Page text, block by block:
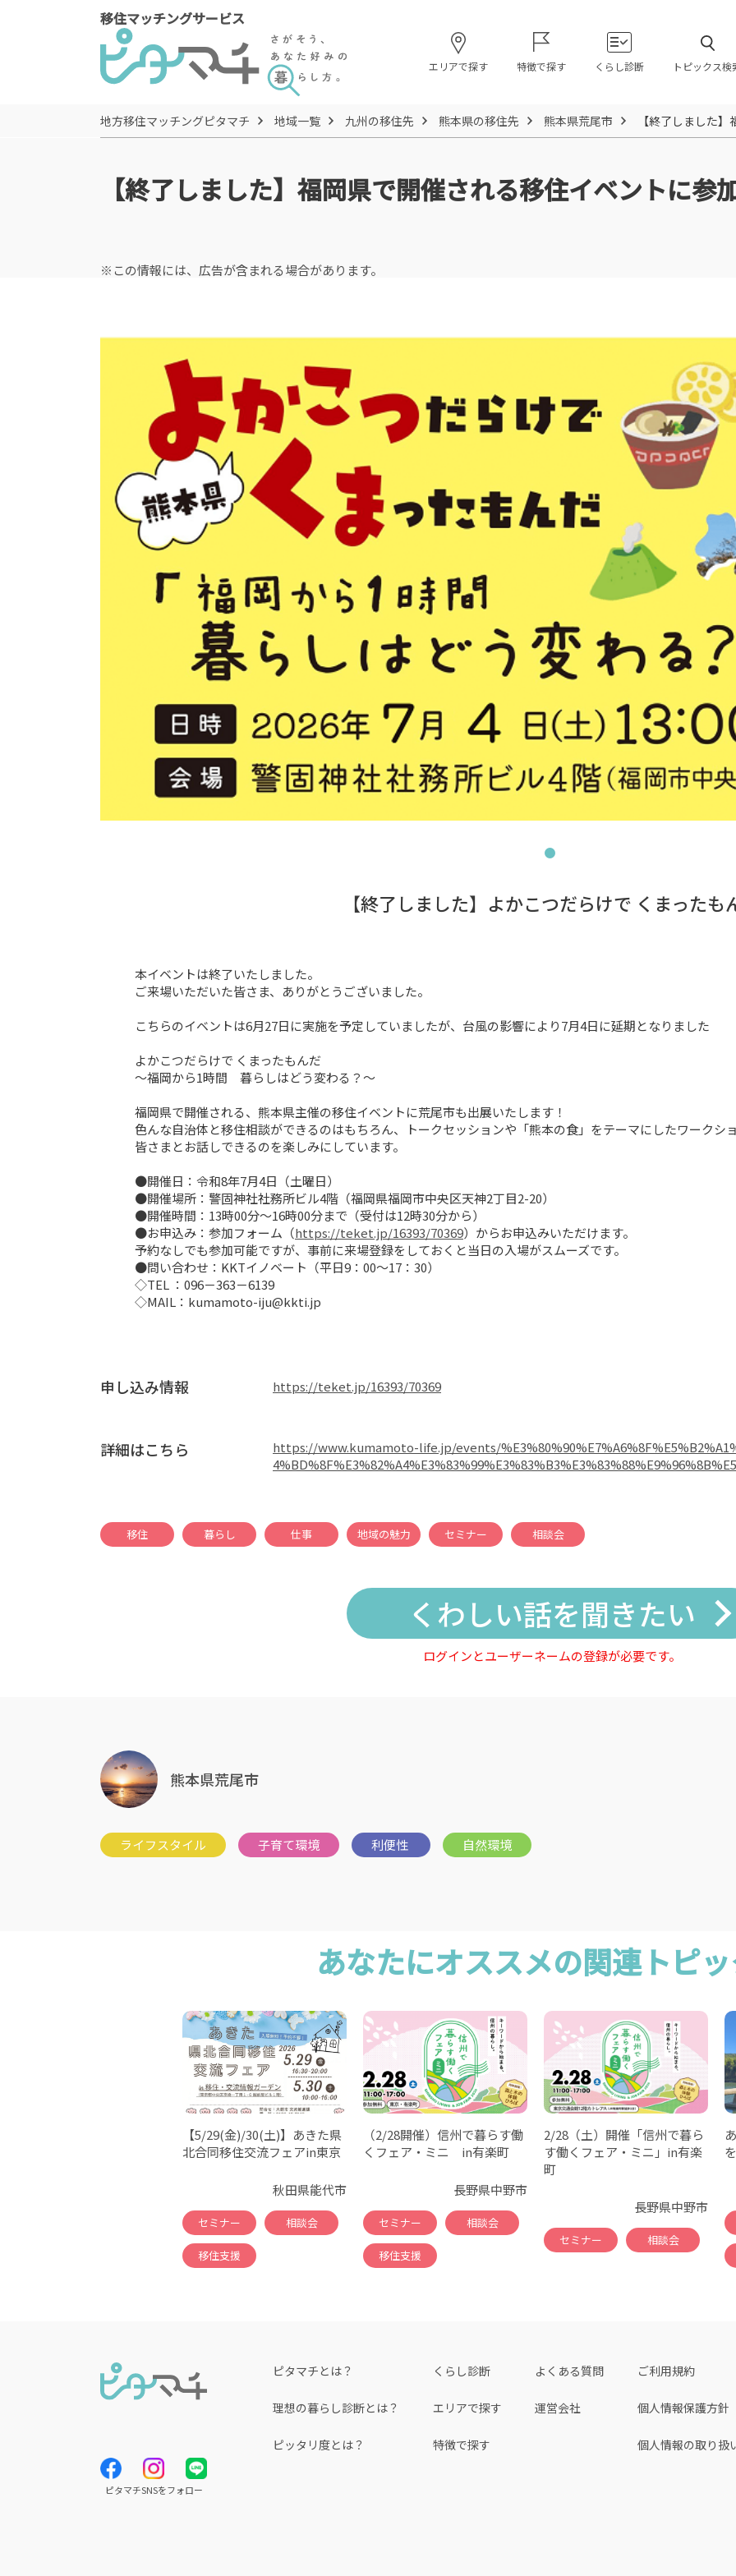
移住マッチングサービス
エリアで探す 特徴で探す くらし診断 トピックス検
地方移住マッチングピタマチ 地域一覧 九州の移住先 熊本県の移住先 熊本県荒尾市 【終了しました
【終了しました】福岡県で開催される移住イベントに参
※この情報には、広告が含まれる場合があります。
【終了しました】よかこつだらけで くまったも
本イベントは終了いたしました。
ご来場いただいた皆さま、ありがとうございました。
こちらのイベントは6月27日に実施を予定していましたが、台風の影響により7月4日に延期となりました
よかこつだらけで くまったもんだ
～福岡から1時間　暮らしはどう変わる？～
福岡県で開催される、熊本県主催の移住イベントに荒尾市も出展いたします！
色んな自治体と移住相談ができるのはもちろん、トークセッションや「熊本の食」をテーマにしたワークシ
皆さまとお話しできるのを楽しみにしています。
●開催日：令和8年7月4日（土曜日）
●開催場所：警固神社社務所ビル4階（福岡県福岡市中央区天神2丁目2-20）
●開催時間：13時00分～16時00分まで（受付は12時30分から）
●お申込み：参加フォーム（https://teket.jp/16393/70369）からお申込みいただけます。
予約なしでも参加可能ですが、事前に来場登録をしておくと当日の入場がスムーズです。
●問い合わせ：KKTイノベート（平日9：00～17：30）
◇TEL ：096－363－6139
◇MAIL：kumamoto-iju@kkti.jp
申し込み情報 https://teket.jp/16393/70369
詳細はこちら
https://www.kumamoto-life.jp/events/
移住 暮らし 仕事 地域の魅力 セミナー 相談会
くわしい話を聞きたい
ログインとユーザーネームの登録が必要です。
熊本県荒尾市
あなたにオススメの関連トピ
【5/29(金)/30(土)】あきた県
北合同移住交流フェアin東京
秋田県能代市
セミナー 相談会
移住支援
（2/28開催）信州で暮らす働
くフェア・ミニ in有楽町
長野県中野市
セミナー 相談会
移住支援
2/28（土）開催「信州で暮ら
す働くフェア・ミニ」in有楽
町
長野県中野市
セミナー 相談会
ピタマチSNSをフォロー
ピタマチとは？
理想の暮らし診断とは？
ピッタリ度とは？
くらし診断
エリアで探す
特徴で探す
よくある質問
運営会社
ご利用規約
個人情報保護方針
個人情報の取り扱